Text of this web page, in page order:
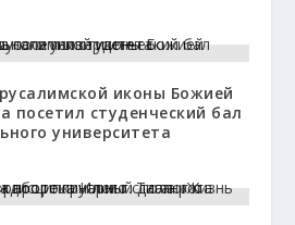
иконы Божией
посетил студенческий бал
университета